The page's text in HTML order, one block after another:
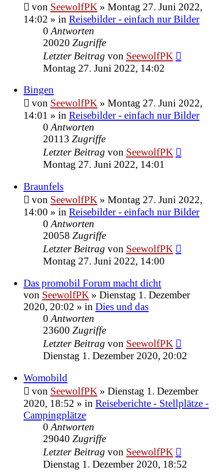
von SeewolfPK » Montag 27. Juni 2022,
14:02 » in Reisebilder - einfach nur Bilder
0 Antworten
20020 Zugriffe
Letzter Beitrag von SeewolfPK
Montag 27. Juni 2022, 14:02
Bingen
von SeewolfPK » Montag 27. Juni 2022,
14:01 » in Reisebilder - einfach nur Bilder
0 Antworten
20113 Zugriffe
Letzter Beitrag von SeewolfPK
Montag 27. Juni 2022, 14:01
Braunfels
von SeewolfPK » Montag 27. Juni 2022,
14:00 » in Reisebilder - einfach nur Bilder
0 Antworten
20058 Zugriffe
Letzter Beitrag von SeewolfPK
Montag 27. Juni 2022, 14:00
Das promobil Forum macht dicht
von SeewolfPK » Dienstag 1. Dezember
2020, 20:02 » in Dies und das
0 Antworten
23600 Zugriffe
Letzter Beitrag von SeewolfPK
Dienstag 1. Dezember 2020, 20:02
Womobild
von SeewolfPK » Dienstag 1. Dezember
2020, 18:52 » in Reiseberichte - Stellplätze -
Campingplätze
0 Antworten
29040 Zugriffe
Letzter Beitrag von SeewolfPK
Dienstag 1. Dezember 2020, 18:52